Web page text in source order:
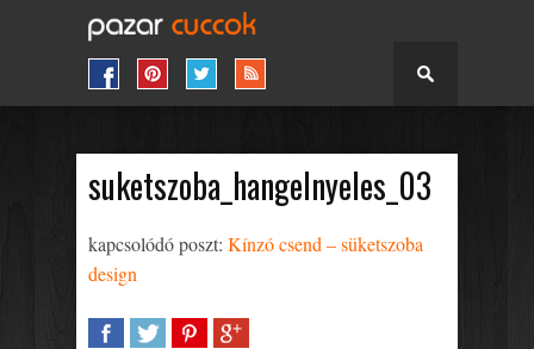
suketszoba_hangelnyeles_03
kapcsolódó poszt: Kínzó csend – süketszoba
design